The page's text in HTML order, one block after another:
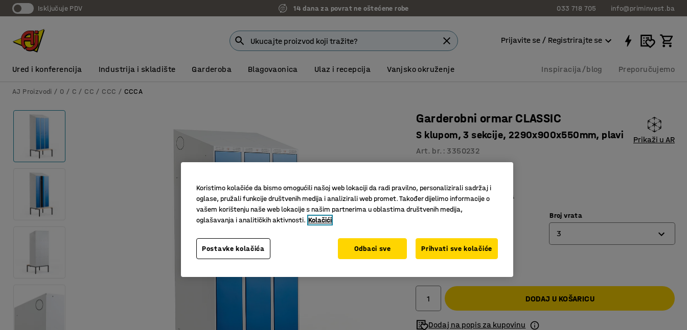
Isključuje PDV 14 dana za povrat ne oštećene robe 033 718 705 info@priminvest.ba
Prijavite se / Registrirajte se
Ured i konferencija Industrija i skladište Garderoba Blagovaonica Ulaz i recepcija Vanjsko okruženje Inspiracija/blog Preporučujemo
AJ Proizvodi 0 C CC CCC CCCA
Garderobni ormar CLASSIC
S klupom, 3 sekcije, 2290x900x550mm, plavi
Art. br. : 3350232
Prikaži u AR
Odlična ventilacija
Prečka za odjeću i polica
Broj vrata
3
4
1.393,00 KM
DODAJ U KOŠARICU
Dodaj na popis za kupovinu
Koristimo kolačiće da bismo omogućili našoj web lokaciji da radi pravilno, personalizirali sadržaj i
oglase, pružali funkcije društvenih medija i analizirali web promet. Također dijelimo informacije o
vašem korištenju naše web lokacije s našim partnerima u oblastima društvenih medija,
oglašavanja i analitičkih aktivnosti. Kolačići
Postavke kolačića Odbaci sve Prihvati sve kolačiće